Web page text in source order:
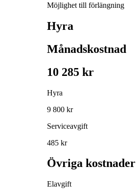
Möjlighet till förlängning
Hyra
Månadskostnad
10 285 kr
Hyra
9 800 kr
Serviceavgift
485 kr
Övriga kostnader
Elavgift